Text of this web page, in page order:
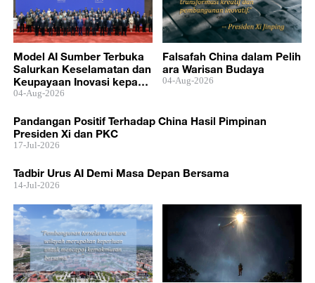
Model AI Sumber Terbuka
Salurkan Keselamatan dan
Keupayaan Inovasi kepada
Dunia
04-Aug-2026
Falsafah China dalam Pelih
ara Warisan Budaya
04-Aug-2026
Pandangan Positif Terhadap China Hasil Pimpinan
Presiden Xi dan PKC
17-Jul-2026
Tadbir Urus AI Demi Masa Depan Bersama
14-Jul-2026